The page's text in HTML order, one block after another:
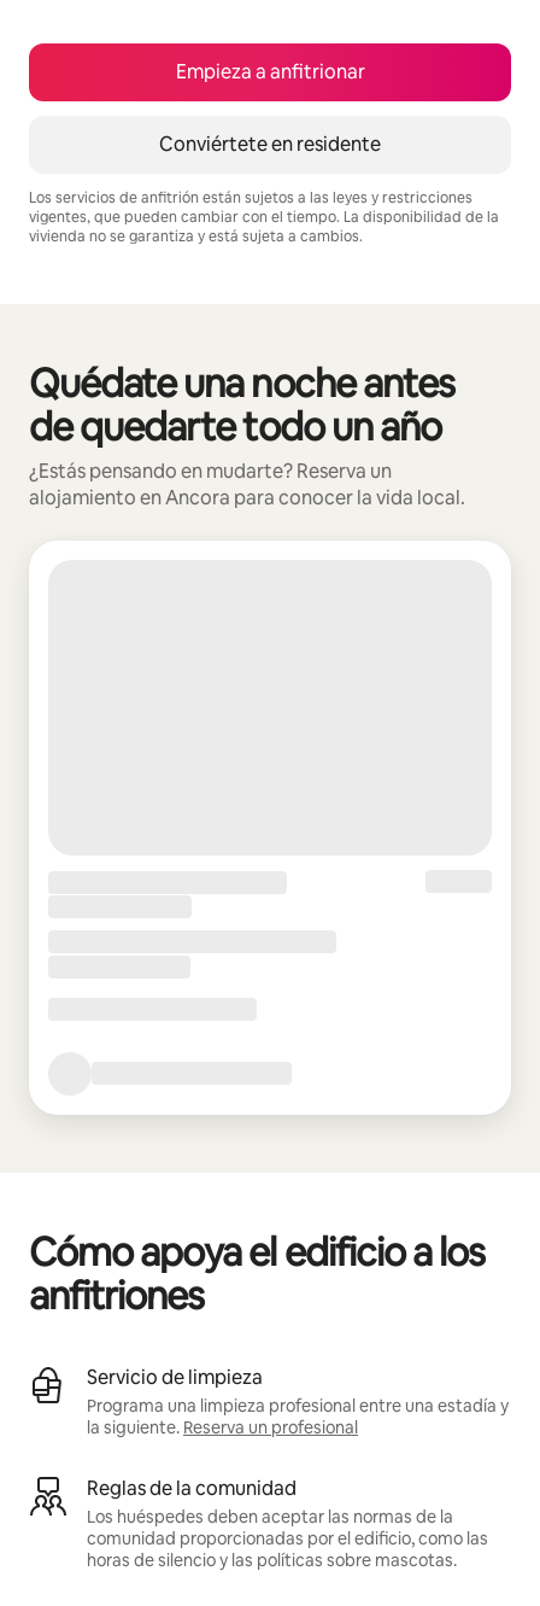
Empieza a anfitrionar
Conviértete en residente
Los servicios de anfitrión están sujetos a las leyes y restricciones
vigentes, que pueden cambiar con el tiempo. La disponibilidad de la
vivienda no se garantiza y está sujeta a cambios.
Quédate una noche antes
de quedarte todo un año
¿Estás pensando en mudarte? Reserva un
alojamiento en Ancora para conocer la vida local.
Se muestran0 de 0 elementos
Cómo apoya el edificio a los
anfitriones
Servicio de limpieza
Programa una limpieza profesional entre una estadía y
la siguiente. Reserva un profesional
Reglas de la comunidad
Los huéspedes deben aceptar las normas de la
comunidad proporcionadas por el edificio, como las
horas de silencio y las políticas sobre mascotas.